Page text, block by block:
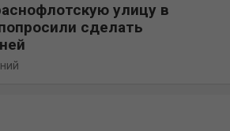
улицу в
сделать